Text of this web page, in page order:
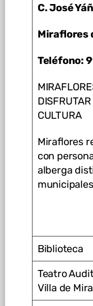
C. José
Miraflores
Teléfono:
CULTURA
Miraflores
con
alberga
Biblioteca
Teatro
Villa de